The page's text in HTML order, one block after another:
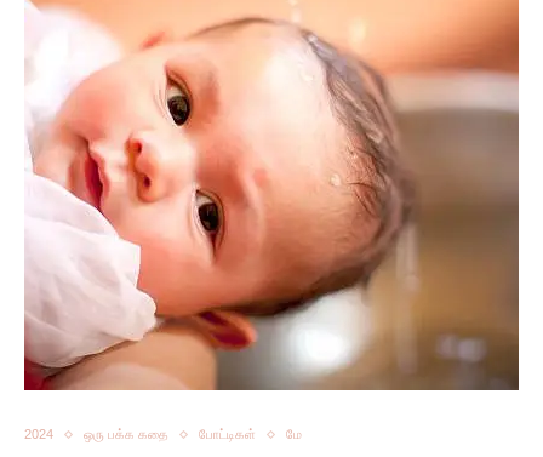
2024 ஒரு பக்க கதை போட்டிகள் மே